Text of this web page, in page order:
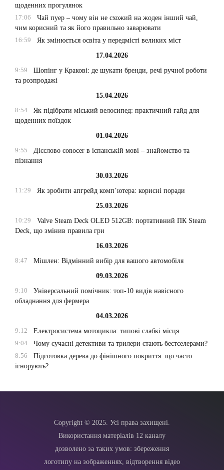
щоденних прогулянок
17:06
Чай пуер – чому він не схожий на жоден інший чай,
чим корисний та як його правильно заварювати
16:59
Як змінюється освіта у передмісті великих міст
17.04.2026
9:59
Шопінг у Кракові: де шукати бренди, речі ручної роботи
та розпродажі
15.04.2026
8:54
Як підібрати міський велосипед: практичний гайд для
щоденних поїздок
01.04.2026
9:55
Дієслово conocer в іспанській мові – знайомство та
пізнання
30.03.2026
11:29
Як зробити апгрейд комп’ютера: корисні поради
25.03.2026
10:29
Valve Steam Deck OLED 512GB: портативний ПК Steam
Deck, що змінив правила гри
16.03.2026
8:47
Мішлен: Відмінний вибір для вашого автомобіля
09.03.2026
9:10
Універсальний помічник: топ-10 видів навісного
обладнання для фермера
04.03.2026
9:12
Електросистема мотоцикла: типові слабкі місця
9:04
Чому сучасні детективи та трилери стають бестселерами?
8:56
Підготовка дерева до фінішного покриття: що часто
ігнорують?
Copyright © 2025. Усі права захищені.
Використання матеріалів 12 каналу
дозволено за таких умов: збереження
логотипу на зображеннях, відтворення відео